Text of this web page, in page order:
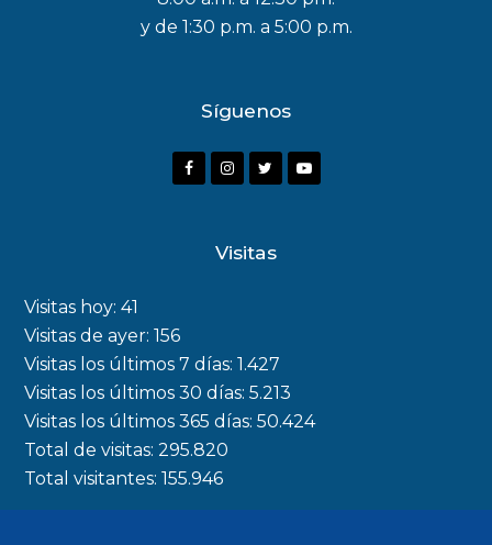
y de 1:30 p.m. a 5:00 p.m.
Síguenos
F
o
k
I
a
m
r
Y
Visitas
Visitas hoy:41
Visitas de ayer:156
Visitas los últimos 7 días:1.427
Visitas los últimos 30 días:5.213
Visitas los últimos 365 días:50.424
Total de visitas:295.820
Total visitantes:155.946